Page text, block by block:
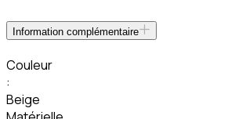
Information complémentaire
Couleur
:
Beige